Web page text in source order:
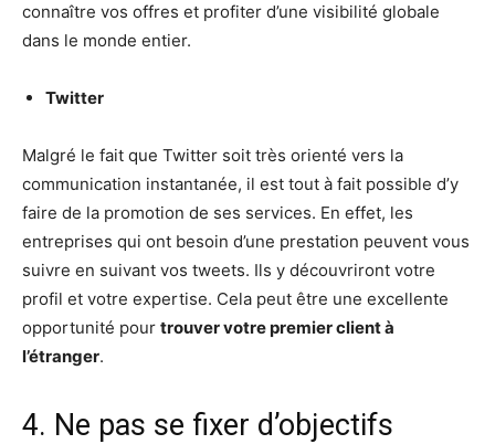
connaître vos offres et profiter d’une visibilité globale
dans le monde entier.
Twitter
Malgré le fait que Twitter soit très orienté vers la
communication instantanée, il est tout à fait possible d’y
faire de la promotion de ses services. En effet, les
entreprises qui ont besoin d’une prestation peuvent vous
suivre en suivant vos tweets. Ils y découvriront votre
profil et votre expertise. Cela peut être une excellente
opportunité pour trouver votre premier client à
l’étranger.
4. Ne pas se fixer d’objectifs